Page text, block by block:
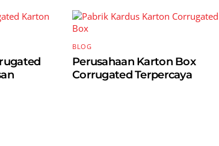
BLOG
Perusahaan Karton Box
Corrugated Terpercaya